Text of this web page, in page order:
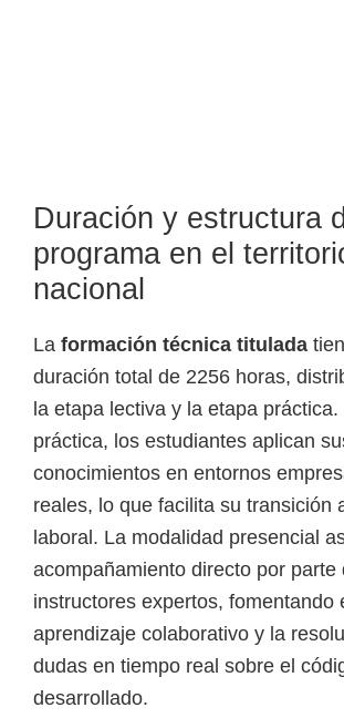
Duración y estructura
programa en el
nacional
La formación técnica titulada
duración total de 2256 horas,
la etapa lectiva y la etapa práctica.
práctica, los estudiantes aplican
conocimientos en entornos
reales, lo que facilita su transición
laboral. La modalidad presencial
acompañamiento directo por parte
instructores expertos, fomentando
aprendizaje colaborativo y la
dudas en tiempo real sobre el
desarrollado.